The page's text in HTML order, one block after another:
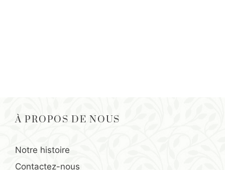
À PROPOS DE NOUS
Notre histoire
Contactez-nous